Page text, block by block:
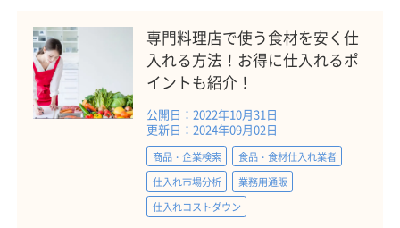
専門料理店で使う食材を安く仕
入れる方法！お得に仕入れるポ
イントも紹介！
公開日：2022年10月31日
更新日：2024年09月02日
商品・企業検索
食品・食材仕入れ業者
仕入れ市場分析
業務用通販
仕入れコストダウン